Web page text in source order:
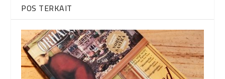
POS TERKAIT